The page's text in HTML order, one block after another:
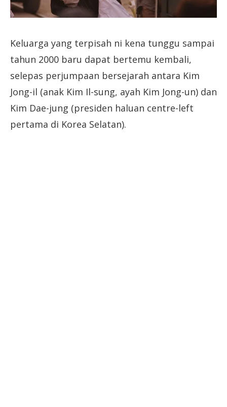
Keluarga yang terpisah ni kena tunggu sampai
tahun 2000 baru dapat bertemu kembali,
selepas perjumpaan bersejarah antara Kim
Jong-il (anak Kim Il-sung, ayah Kim Jong-un) dan
Kim Dae-jung (presiden haluan centre-left
pertama di Korea Selatan).